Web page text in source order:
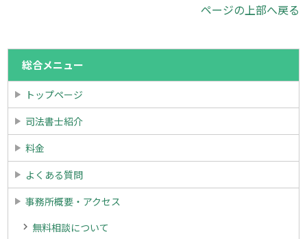
ページの上部へ戻る
総合メニュー
トップページ
司法書士紹介
料金
よくある質問
事務所概要・アクセス
無料相談について